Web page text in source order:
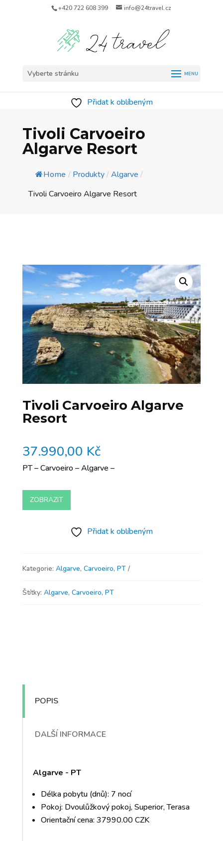
+420 722 608 399 info@24travel.cz
Vyberte stránku
Přidat k oblíbeným
Tivoli Carvoeiro
Algarve Resort
Home / Produkty/Algarve /
Tivoli Carvoeiro Algarve Resort
Tivoli Carvoeiro Algarve
Resort
37.990,00 Kč
PT – Carvoeiro – Algarve –
ZOBRAZIT
Přidat k oblíbeným
Kategorie: Algarve, Carvoeiro, PT
Štítky: Algarve, Carvoeiro, PT
POPIS
DALŠÍ INFORMACE
Algarve - PT
Délka pobytu (dnů): 7 nocí
Pokoj: Dvoulůžkový pokoj, Superior, Terasa
Orientační cena: 37990.00 CZK